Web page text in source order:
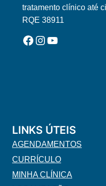
tratamento clínico até
RQE 38911
Facebook
Instagram
YouTube
LINKS ÚTEIS
AGENDAMENTOS
CURRÍCULO
MINHA CLÍNICA